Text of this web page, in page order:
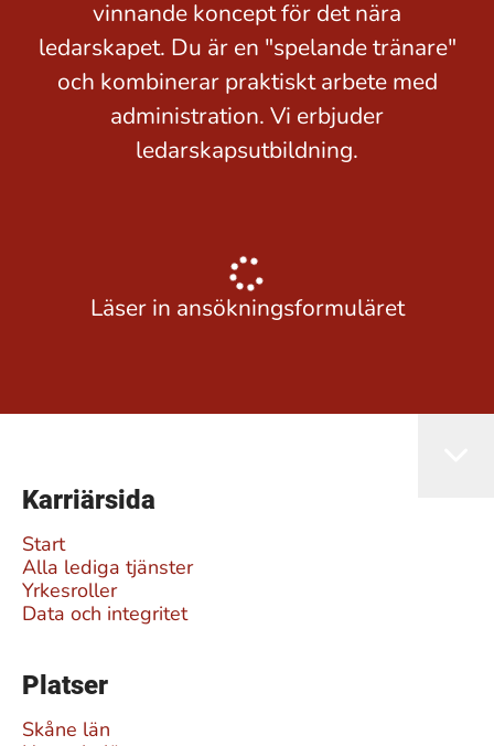
vinnande koncept för det nära
ledarskapet. Du är en "spelande tränare"
och kombinerar praktiskt arbete med
administration. Vi erbjuder
ledarskapsutbildning.
Läser in ansökningsformuläret
Karriärsida
Start
Alla lediga tjänster
Yrkesroller
Data och integritet
Platser
Skåne län